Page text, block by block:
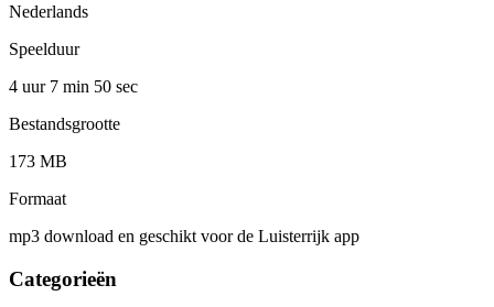
Nederlands
Speelduur
4 uur 7 min 50 sec
Bestandsgrootte
173 MB
Formaat
mp3 download en geschikt voor de Luisterrijk app
Categorieën